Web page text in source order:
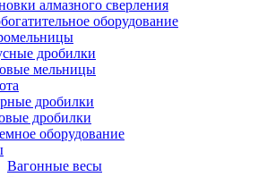
алмазного сверления
оборудование
дробилки
мельницы
дробилки
дробилки
оборудование
Вагонные весы